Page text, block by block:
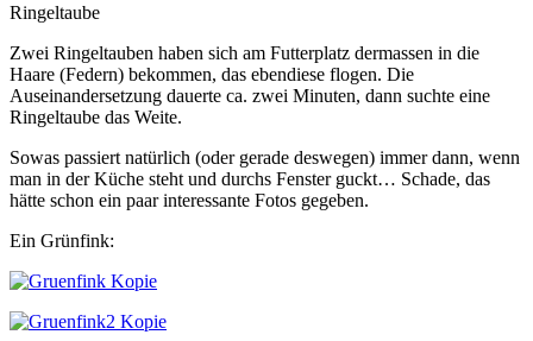
Ringeltaube
Zwei Ringeltauben haben sich am Futterplatz dermassen in die
Haare (Federn) bekommen, das ebendiese flogen. Die
Auseinandersetzung dauerte ca. zwei Minuten, dann suchte eine
Ringeltaube das Weite.
Sowas passiert natürlich (oder gerade deswegen) immer dann, wenn
man in der Küche steht und durchs Fenster guckt… Schade, das
hätte schon ein paar interessante Fotos gegeben.
Ein Grünfink: